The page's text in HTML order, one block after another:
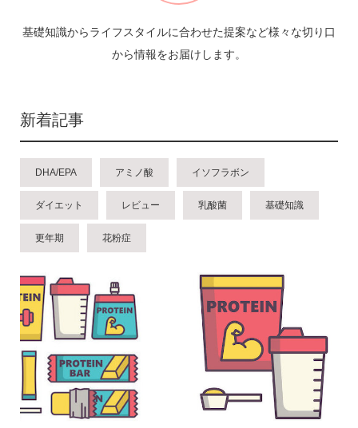
基礎知識からライフスタイルに合わせた提案など様々な切り口
から情報をお届けします。
新着記事
DHA/EPA アミノ酸 イソフラボン
ダイエット レビュー 乳酸菌 基礎知識
更年期 花粉症